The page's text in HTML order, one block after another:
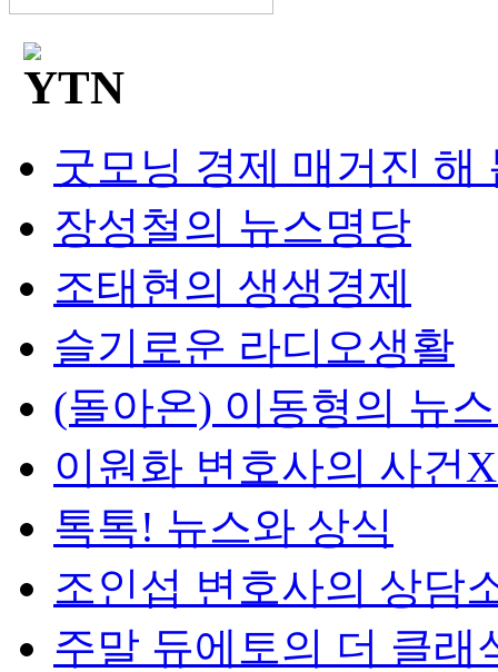
굿모닝 경제 매거진 해
장성철의 뉴스명당
조태현의 생생경제
슬기로운 라디오생활
(돌아온) 이동형의 뉴
이원화 변호사의 사건
톡톡! 뉴스와 상식
조인섭 변호사의 상담
주말 듀에토의 더 클래